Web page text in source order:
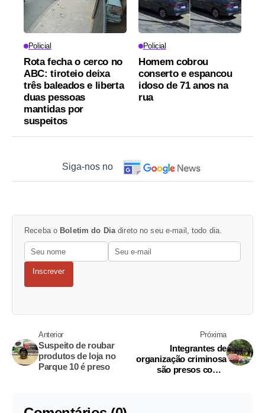
Policial
Rota fecha o cerco no
ABC: tiroteio deixa
três baleados e liberta
duas pessoas
mantidas por
suspeitos
Policial
Homem cobrou
conserto e espancou
idoso de 71 anos na
rua
Siga-nos no
Receba o Boletim do Dia direto no seu e-mail, todo dia.
Inscrever
Anterior
Suspeito de roubar
produtos de loja no
Parque 10 é preso
Próxima
Integrantes de
organização criminosa
são presos com 3